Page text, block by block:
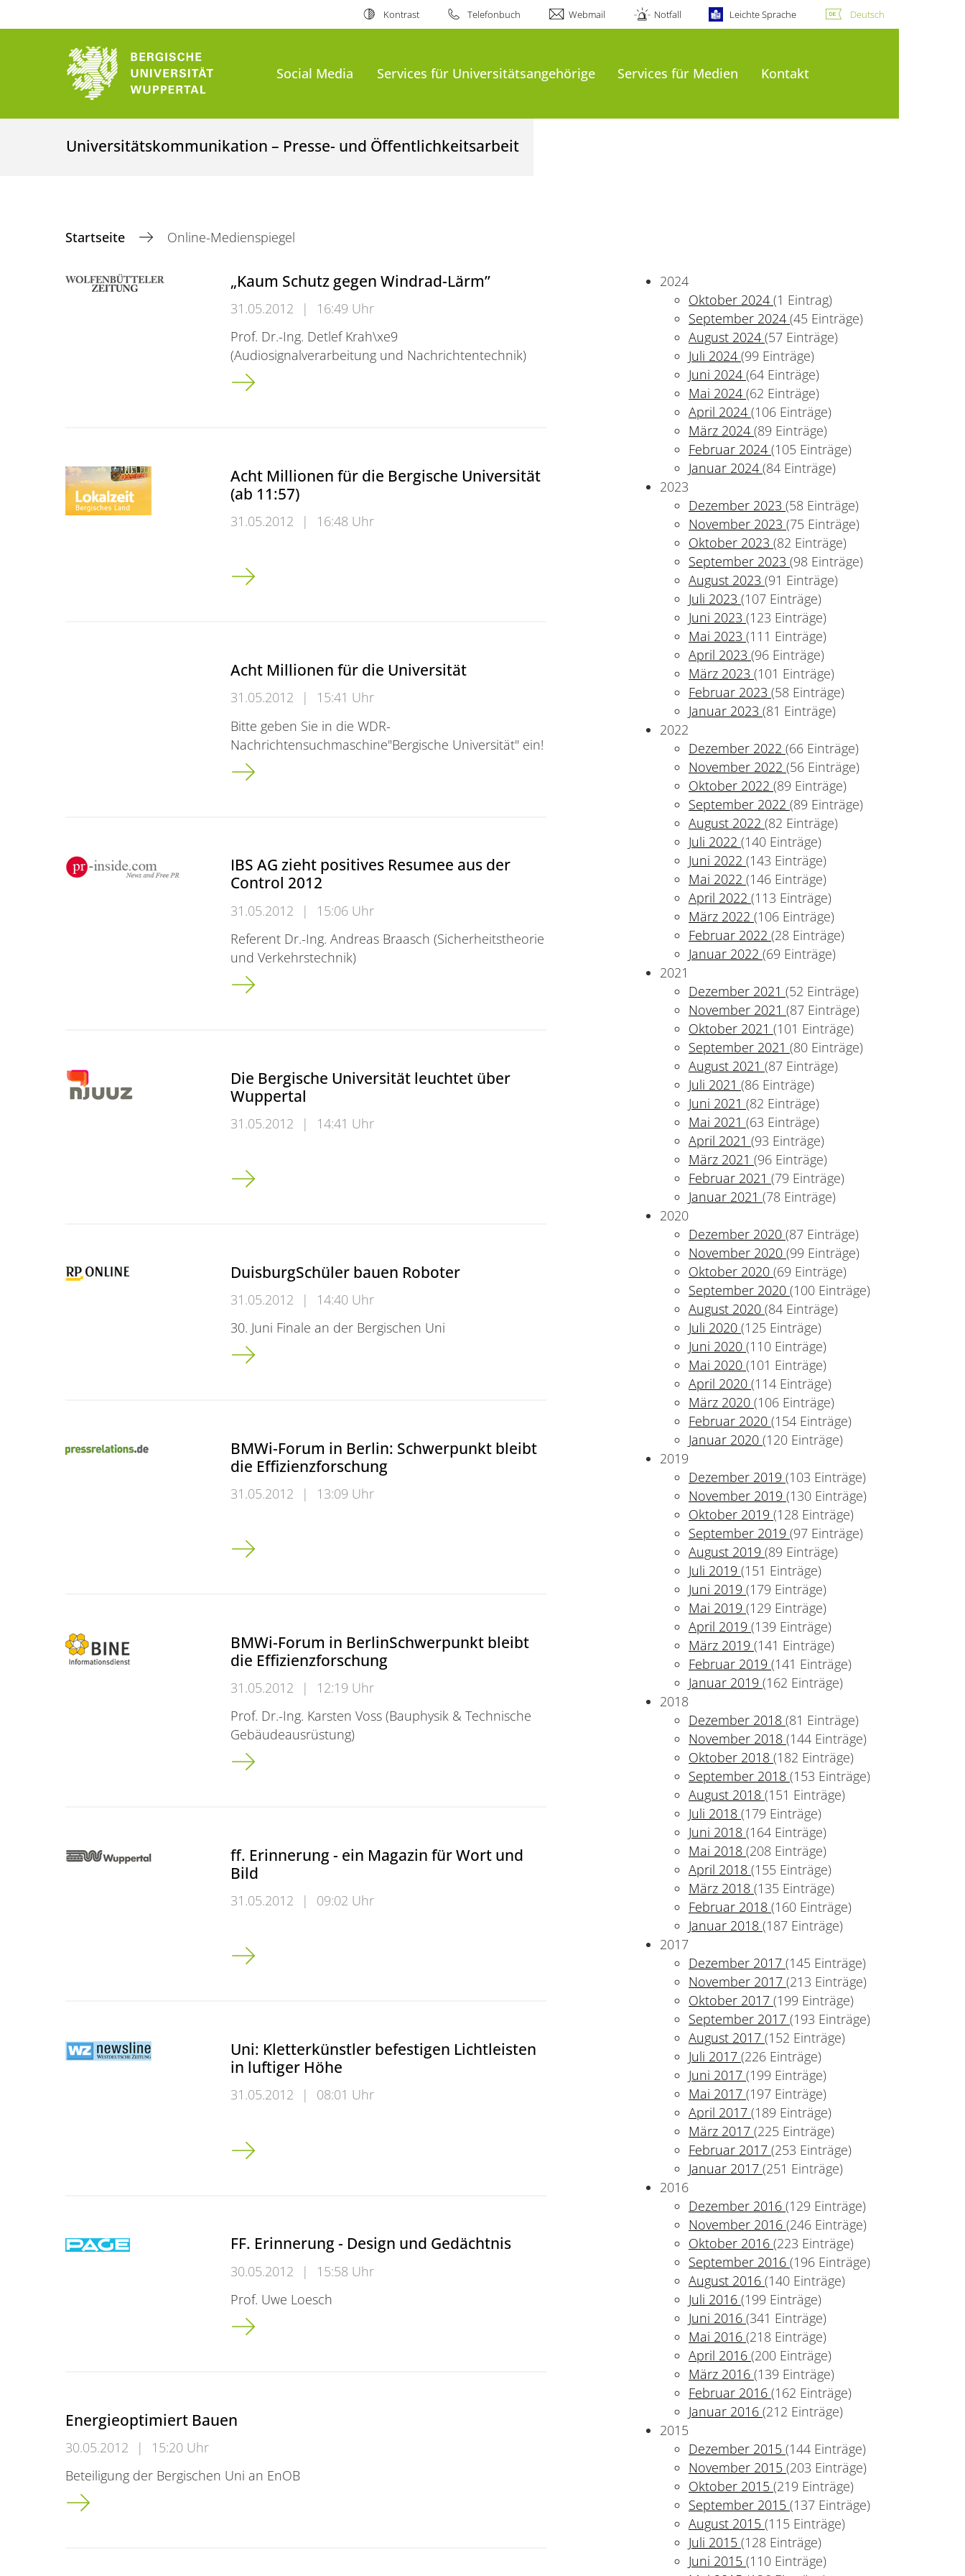
Kontrast Telefonbuch Webmail Notfall Leichte Sprache Deutsch
Social Media Services für Universitätsangehörige Services für Medien Kontakt
Universitätskommunikation – Presse- und Öffentlichkeitsarbeit
Startseite Online-Medienspiegel
„Kaum Schutz gegen Windrad-Lärm”
31.05.2012 |
16:49 Uhr
Prof. Dr.-Ing. Detlef Krah\xe9
(Audiosignalverarbeitung und Nachrichtentechnik)
&#8222;Kaum Schutz gegen Windrad-Lärm&#8221;
Acht Millionen für die Bergische Universität
(ab 11:57)
31.05.2012 | 16:48 Uhr
Acht Millionen für die Bergische Universität (ab 11:57)
Acht Millionen für die Universität
31.05.2012 |
15:41 Uhr
Bitte geben Sie in die WDR-
Nachrichtensuchmaschine"Bergische Universität" ein!
Acht Millionen für die Universität
IBS AG zieht positives Resumee aus der
Control 2012
31.05.2012 |
15:06 Uhr
Referent Dr.-Ing. Andreas Braasch (Sicherheitstheorie
und Verkehrstechnik)
IBS AG zieht positives Resumee aus der Control 2012
Die Bergische Universität leuchtet über
Wuppertal
31.05.2012 | 14:41 Uhr
Die Bergische Universität leuchtet über Wuppertal
DuisburgSchüler bauen Roboter
31.05.2012 |
14:40 Uhr
30. Juni Finale an der Bergischen Uni
Duisburg<br \\>Schüler bauen Roboter
BMWi-Forum in Berlin: Schwerpunkt bleibt
die Effizienzforschung
31.05.2012 | 13:09 Uhr
BMWi-Forum in Berlin: Schwerpunkt bleibt die Effizienzforschung
BMWi-Forum in BerlinSchwerpunkt bleibt
die Effizienzforschung
31.05.2012 |
12:19 Uhr
Prof. Dr.-Ing. Karsten Voss (Bauphysik & Technische
Gebäudeausrüstung)
BMWi-Forum in Berlin<br \\>Schwerpunkt bleibt die Effizienzforschung
ff. Erinnerung - ein Magazin für Wort und
Bild
31.05.2012 | 09:02 Uhr
ff. Erinnerung - ein Magazin für Wort und Bild
Uni: Kletterkünstler befestigen Lichtleisten
in luftiger Höhe
31.05.2012 | 08:01 Uhr
Uni: Kletterkünstler befestigen Lichtleisten in luftiger Höhe
FF. Erinnerung - Design und Gedächtnis
30.05.2012 |
15:58 Uhr
Prof. Uwe Loesch
FF. Erinnerung - Design und Gedächtnis
Energieoptimiert Bauen
30.05.2012 |
15:20 Uhr
Beteiligung der Bergischen Uni an EnOB
Energieoptimiert Bauen
2024
Oktober 2024(1 Eintrag)
September 2024(45 Einträge)
August 2024(57 Einträge)
Juli 2024(99 Einträge)
Juni 2024(64 Einträge)
Mai 2024(62 Einträge)
April 2024(106 Einträge)
März 2024(89 Einträge)
Februar 2024(105 Einträge)
Januar 2024(84 Einträge)
2023
Dezember 2023(58 Einträge)
November 2023(75 Einträge)
Oktober 2023(82 Einträge)
September 2023(98 Einträge)
August 2023(91 Einträge)
Juli 2023(107 Einträge)
Juni 2023(123 Einträge)
Mai 2023(111 Einträge)
April 2023(96 Einträge)
März 2023(101 Einträge)
Februar 2023(58 Einträge)
Januar 2023(81 Einträge)
2022
Dezember 2022(66 Einträge)
November 2022(56 Einträge)
Oktober 2022(89 Einträge)
September 2022(89 Einträge)
August 2022(82 Einträge)
Juli 2022(140 Einträge)
Juni 2022(143 Einträge)
Mai 2022(146 Einträge)
April 2022(113 Einträge)
März 2022(106 Einträge)
Februar 2022(28 Einträge)
Januar 2022(69 Einträge)
2021
Dezember 2021(52 Einträge)
November 2021(87 Einträge)
Oktober 2021(101 Einträge)
September 2021(80 Einträge)
August 2021(87 Einträge)
Juli 2021(86 Einträge)
Juni 2021(82 Einträge)
Mai 2021(63 Einträge)
April 2021(93 Einträge)
März 2021(96 Einträge)
Februar 2021(79 Einträge)
Januar 2021(78 Einträge)
2020
Dezember 2020(87 Einträge)
November 2020(99 Einträge)
Oktober 2020(69 Einträge)
September 2020(100 Einträge)
August 2020(84 Einträge)
Juli 2020(125 Einträge)
Juni 2020(110 Einträge)
Mai 2020(101 Einträge)
April 2020(114 Einträge)
März 2020(106 Einträge)
Februar 2020(154 Einträge)
Januar 2020(120 Einträge)
2019
Dezember 2019(103 Einträge)
November 2019(130 Einträge)
Oktober 2019(128 Einträge)
September 2019(97 Einträge)
August 2019(89 Einträge)
Juli 2019(151 Einträge)
Juni 2019(179 Einträge)
Mai 2019(129 Einträge)
April 2019(139 Einträge)
März 2019(141 Einträge)
Februar 2019(141 Einträge)
Januar 2019(162 Einträge)
2018
Dezember 2018(81 Einträge)
November 2018(144 Einträge)
Oktober 2018(182 Einträge)
September 2018(153 Einträge)
August 2018(151 Einträge)
Juli 2018(179 Einträge)
Juni 2018(164 Einträge)
Mai 2018(208 Einträge)
April 2018(155 Einträge)
März 2018(135 Einträge)
Februar 2018(160 Einträge)
Januar 2018(187 Einträge)
2017
Dezember 2017(145 Einträge)
November 2017(213 Einträge)
Oktober 2017(199 Einträge)
September 2017(193 Einträge)
August 2017(152 Einträge)
Juli 2017(226 Einträge)
Juni 2017(199 Einträge)
Mai 2017(197 Einträge)
April 2017(189 Einträge)
März 2017(225 Einträge)
Februar 2017(253 Einträge)
Januar 2017(251 Einträge)
2016
Dezember 2016(129 Einträge)
November 2016(246 Einträge)
Oktober 2016(223 Einträge)
September 2016(196 Einträge)
August 2016(140 Einträge)
Juli 2016(199 Einträge)
Juni 2016(341 Einträge)
Mai 2016(218 Einträge)
April 2016(200 Einträge)
März 2016(139 Einträge)
Februar 2016(162 Einträge)
Januar 2016(212 Einträge)
2015
Dezember 2015(144 Einträge)
November 2015(203 Einträge)
Oktober 2015(219 Einträge)
September 2015(137 Einträge)
August 2015(115 Einträge)
Juli 2015(128 Einträge)
Juni 2015(110 Einträge)